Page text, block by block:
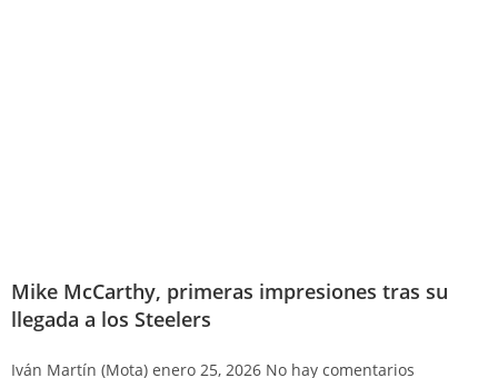
Mike McCarthy, primeras impresiones tras su
llegada a los Steelers
Iván Martín (Mota) enero 25, 2026 No hay comentarios